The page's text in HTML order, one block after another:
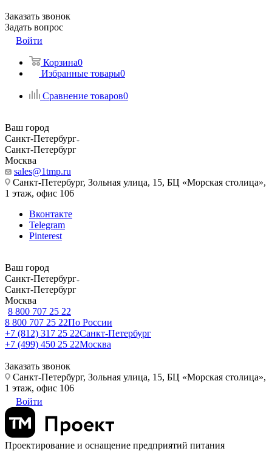
Заказать звонок
Задать вопрос
Войти
Корзина0
Избранные товары0
Сравнение товаров0
Ваш город
Санкт-Петербург
Санкт-Петербург
Москва
sales@1tmp.ru
Санкт-Петербург, Зольная улица, 15, БЦ «Морская столица»,
1 этаж, офис 106
Вконтакте
Telegram
Pinterest
Ваш город
Санкт-Петербург
Санкт-Петербург
Москва
8 800 707 25 22
8 800 707 25 22По России
+7 (812) 317 25 22Санкт-Петербург
+7 (499) 450 25 22Москва
Заказать звонок
Санкт-Петербург, Зольная улица, 15, БЦ «Морская столица»,
1 этаж, офис 106
Войти
Проектирование и оснащение предприятий питания